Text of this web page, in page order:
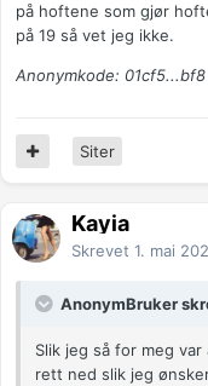
på hoftene som gjør
på 19 så vet jeg ikke.
Anonymkode: 01cf5...bf8
Siter
Kayia
Skrevet 1. mai
AnonymBruker
Slik jeg så for meg
rett ned slik jeg